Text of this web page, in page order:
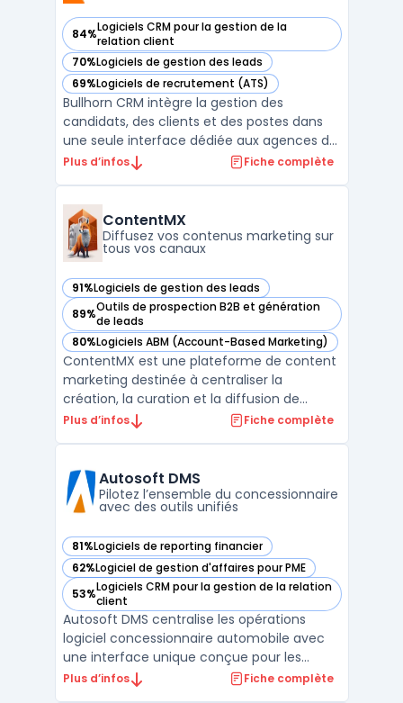
84%Logiciels CRM pour la gestion de la
relation client
— voir Bullhorn CRM dans cette catégorie
70%Logiciels de gestion des leads
— voir Bullhorn CRM dans cette catégorie
69%Logiciels de recrutement (ATS)
— voir Bullhorn CRM dans cette catégorie
Bullhorn CRM intègre la gestion des
candidats, des clients et des postes dans
une seule interface dédiée aux agences de
recrutement et d’intérim. L’outil prend en
poste, en associant l’applicant tracking et la
gesti ...
Plus d’infos Fiche complète
ContentMX
Diffusez vos contenus marketing sur
tous vos canaux
91%Logiciels de gestion des leads
— voir ContentMX dans cette catégorie
89%Outils de prospection B2B et génération
de leads
— voir ContentMX dans cette catégorie
80%Logiciels ABM (Account-Based Marketing)
— voir ContentMX dans cette catégorie
ContentMX est une plateforme de content
marketing destinée à centraliser la
création, la curation et la diffusion de
contenus dans un contexte de réseaux de
consultants rencontrent la question de
maintenir une communication ré ...
Plus d’infos Fiche complète
Autosoft DMS
Pilotez l’ensemble du concessionnaire
avec des outils unifiés
81%Logiciels de reporting financier
— voir Autosoft DMS dans cette catégorie
62%Logiciel de gestion d'affaires pour PME
— voir Autosoft DMS dans cette catégorie
53%Logiciels CRM pour la gestion de la relation
client
— voir Autosoft DMS dans cette catégorie
Autosoft DMS centralise les opérations
logiciel concessionnaire automobile avec
une interface unique conçue pour les
concessions franchisées à faible ou moyen
Plus d’infos Fiche complète